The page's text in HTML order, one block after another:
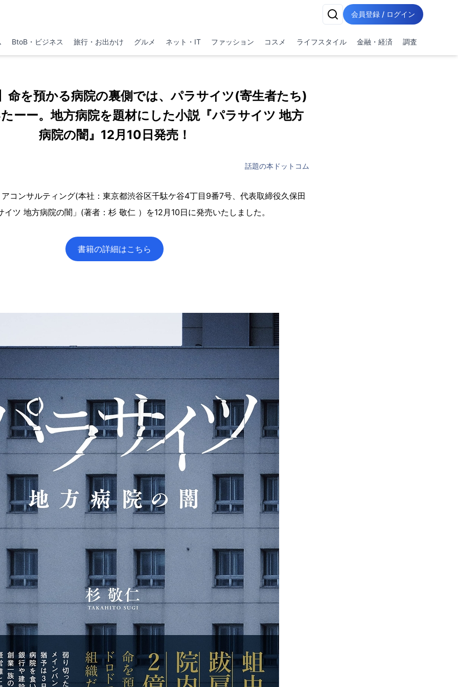
会員登録 / ログイン
BtoB・ビジネス 旅行・お出かけ グルメ ネット・IT ファッション コスメ ライフスタイル 金融・経済 調査
命を預かる病院の裏側では、パラサイツ(寄生者たち)
ーー。地方病院を題材にした小説『パラサイツ 地方
病院の闇』12月10日発売！
話題の本ドットコム
コンサルティング(本社：東京都渋谷区千駄ケ谷4丁目9番7号、代表取締役久保田
ツ 地方病院の闇」(著者：杉 敬仁 ）を12月10日に発売いたしました。
書籍の詳細はこちら